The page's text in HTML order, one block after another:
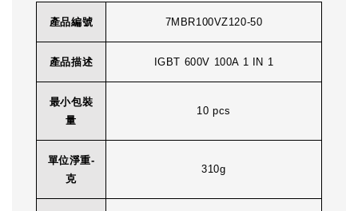
產品編號 7MBR100VZ120-50
產品描述 IGBT 600V 100A 1 IN 1
最小包裝
量
10 pcs
單位淨重-
克
310g